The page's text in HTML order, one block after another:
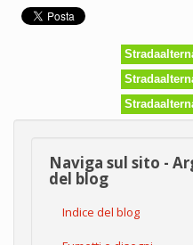
Naviga sul sito -
del blog
Indice del blog